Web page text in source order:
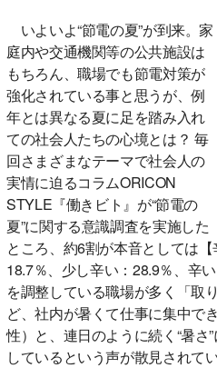
いよいよ“節電の夏”が到来。家
庭内や交通機関等の公共施設は
もちろん、職場でも節電対策が
強化されている事と思うが、例
年とは異なる夏に足を踏み入れ
ての社会人たちの心境とは？ 毎
回さまざまなテーマで社会人の
実情に迫るコラムORICON
STYLE『働きビト』が“節電の
夏”に関する意識調査を実施した
ところ、約6割が本音としては【
18.7％、少し辛い：28.9％、辛
を調整している職場が多く「取
ど、社内が暑くて仕事に集中で
性）と、連日のように続く“暑さ
しているという声が散見されてい